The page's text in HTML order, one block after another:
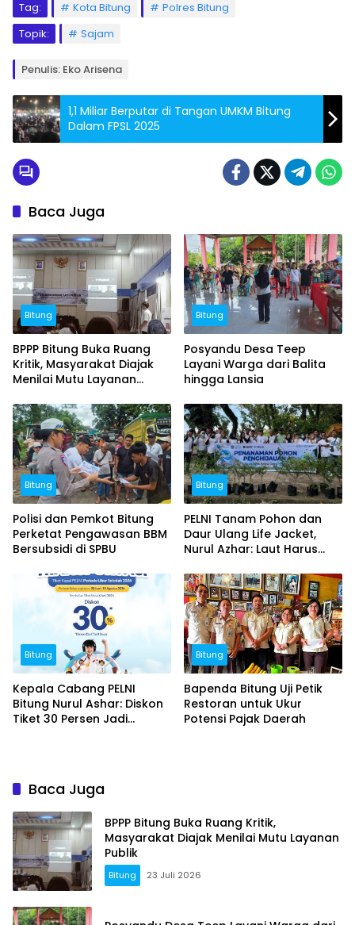
Tag: Kota Bitung
Polres Bitung
Topik:
Sajam
Penulis: Eko Arisena
1,1 Miliar Berputar di Tangan UMKM Bitung
Dalam FPSL 2025
Baca Juga
Bitung
BPPP Bitung Buka Ruang
Kritik, Masyarakat Diajak
Menilai Mutu Layanan
Bitung
Posyandu Desa Teep
Layani Warga dari Balita
hingga Lansia
Bitung
Polisi dan Pemkot Bitung
Perketat Pengawasan BBM
Bersubsidi di SPBU
Bitung
PELNI Tanam Pohon dan
Daur Ulang Life Jacket,
Nurul Azhar: Laut Harus
Bitung
Kepala Cabang PELNI
Bitung Nurul Ashar: Diskon
Tiket 30 Persen Jadi
Bitung
Bapenda Bitung Uji Petik
Restoran untuk Ukur
Potensi Pajak Daerah
Baca Juga
BPPP Bitung Buka Ruang Kritik,
Masyarakat Diajak Menilai Mutu Layanan
Publik
Bitung 23 Juli 2026